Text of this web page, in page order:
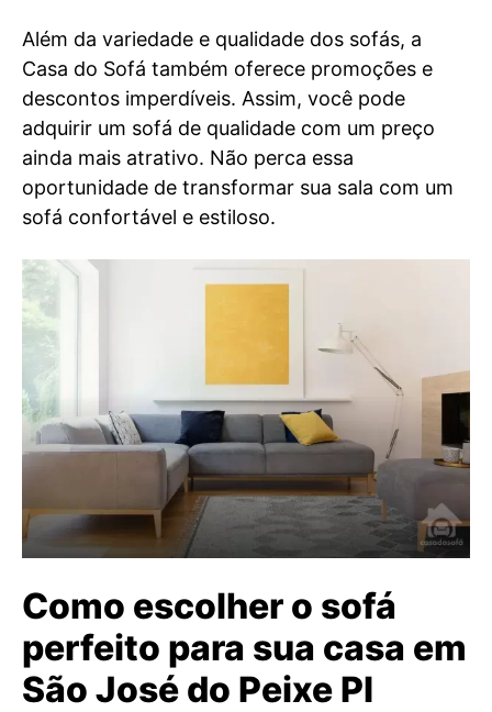
Além da variedade e qualidade dos sofás, a
Casa do Sofá também oferece promoções e
descontos imperdíveis. Assim, você pode
adquirir um sofá de qualidade com um preço
ainda mais atrativo. Não perca essa
oportunidade de transformar sua sala com um
sofá confortável e estiloso.
Como escolher o sofá
perfeito para sua casa em
São José do Peixe PI